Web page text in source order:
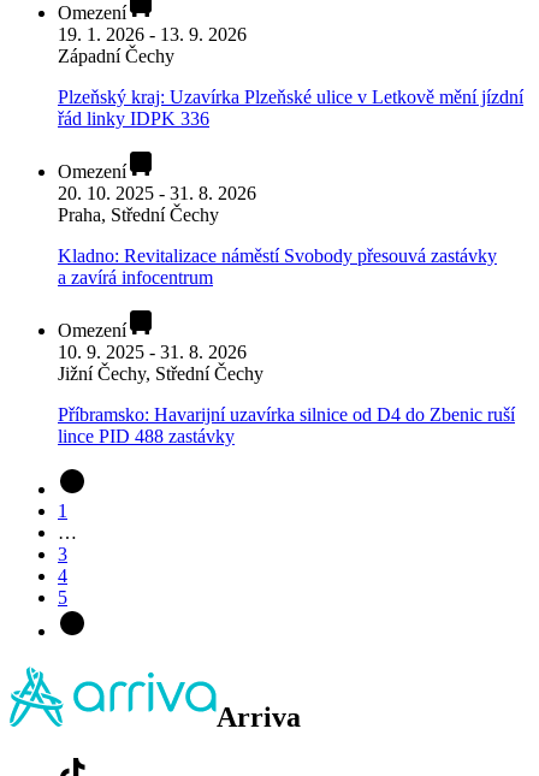
Omezení
19. 1. 2026 - 13. 9. 2026
Západní Čechy
Plzeňský kraj: Uzavírka Plzeňské ulice v Letkově mění jízdní
řád linky IDPK 336
Omezení
20. 10. 2025 - 31. 8. 2026
Praha, Střední Čechy
Kladno: Revitalizace náměstí Svobody přesouvá zastávky
a zavírá infocentrum
Omezení
10. 9. 2025 - 31. 8. 2026
Jižní Čechy, Střední Čechy
Příbramsko: Havarijní uzavírka silnice od D4 do Zbenic ruší
lince PID 488 zastávky
1
…
3
4
5
Arriva